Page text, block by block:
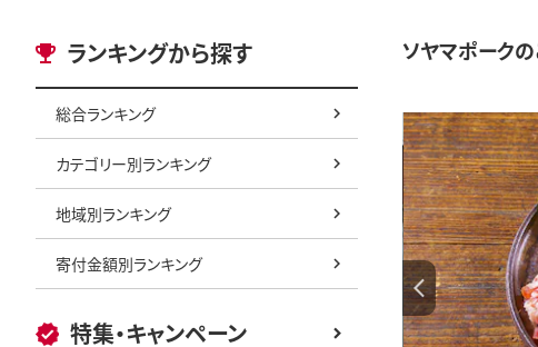
ランキングから探す
総合ランキング
カテゴリー別ランキング
地域別ランキング
寄付金額別ランキング
特集・キャンペーン
ソヤマポーク